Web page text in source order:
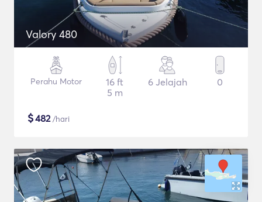
Valory 480
Perahu Motor
16 ft
5 m
6 Jelajah 0
$482/hari